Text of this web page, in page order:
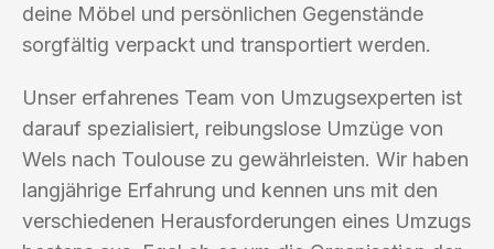
deine Möbel und persönlichen Gegenstände
sorgfältig verpackt und transportiert werden.
Unser erfahrenes Team von Umzugsexperten ist
darauf spezialisiert, reibungslose Umzüge von
Wels nach Toulouse zu gewährleisten. Wir haben
langjährige Erfahrung und kennen uns mit den
verschiedenen Herausforderungen eines Umzugs